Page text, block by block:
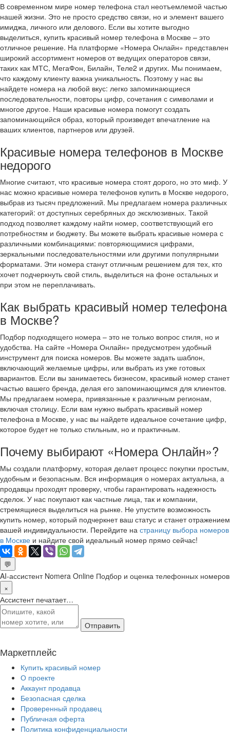
В современном мире номер телефона стал неотъемлемой частью
нашей жизни. Это не просто средство связи, но и элемент вашего
имиджа, личного или делового. Если вы хотите выгодно
выделиться, купить красивый номер телефона в Москве – это
отличное решение. На платформе «Номера Онлайн» представлен
широкий ассортимент номеров от ведущих операторов связи,
таких как МТС, МегаФон, Билайн, Теле2 и других. Мы понимаем,
что каждому клиенту важна уникальность. Поэтому у нас вы
найдете номера на любой вкус: легко запоминающиеся
последовательности, повторы цифр, сочетания с символами и
многое другое. Наши красивые номера помогут создать
запоминающийся образ, который произведет впечатление на
ваших клиентов, партнеров или друзей.
Красивые номера телефонов в Москве
недорого
Многие считают, что красивые номера стоят дорого, но это миф. У
нас можно красивые номера телефонов купить в Москве недорого,
выбрав из тысяч предложений. Мы предлагаем номера различных
категорий: от доступных серебряных до эксклюзивных. Такой
подход позволяет каждому найти номер, соответствующий его
потребностям и бюджету. Вы можете выбрать красивые номера с
различными комбинациями: повторяющимися цифрами,
зеркальными последовательностями или другими популярными
форматами. Эти номера станут отличным решением для тех, кто
хочет подчеркнуть свой стиль, выделиться на фоне остальных и
при этом не переплачивать.
Как выбрать красивый номер телефона
в Москве?
Подбор подходящего номера – это не только вопрос стиля, но и
удобства. На сайте «Номера Онлайн» предусмотрен удобный
инструмент для поиска номеров. Вы можете задать шаблон,
включающий желаемые цифры, или выбрать из уже готовых
вариантов. Если вы занимаетесь бизнесом, красивый номер станет
частью вашего бренда, делая его запоминающимся для клиентов.
Мы предлагаем номера, привязанные к различным регионам,
включая столицу. Если вам нужно выбрать красивый номер
телефона в Москве, у нас вы найдете идеальное сочетание цифр,
которое будет не только стильным, но и практичным.
Почему выбирают «Номера Онлайн»?
Мы создали платформу, которая делает процесс покупки простым,
удобным и безопасным. Вся информация о номерах актуальна, а
продавцы проходят проверку, чтобы гарантировать надежность
сделок. У нас покупают как частные лица, так и компании,
стремящиеся выделиться на рынке. Не упустите возможность
купить номер, который подчеркнет ваш статус и станет отражением
вашей индивидуальности. Перейдите на страницу выбора номеров
в Москве и найдите свой идеальный номер прямо сейчас!
💬
AI-ассистент Nomera Online Подбор и оценка телефонных номеров
×
Ассистент печатает…
Отправить
Маркетплейс
Купить красивый номер
О проекте
Аккаунт продавца
Безопасная сделка
Проверенный продавец
Публичная оферта
Политика конфиденциальности